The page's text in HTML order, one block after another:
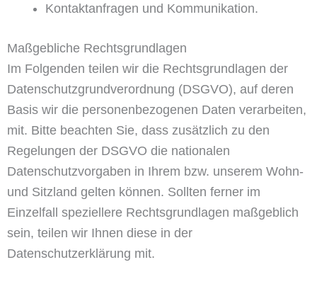
Kontaktanfragen und Kommunikation.
Maßgebliche Rechtsgrundlagen
Im Folgenden teilen wir die Rechtsgrundlagen der
Datenschutzgrundverordnung (DSGVO), auf deren
Basis wir die personenbezogenen Daten verarbeiten,
mit. Bitte beachten Sie, dass zusätzlich zu den
Regelungen der DSGVO die nationalen
Datenschutzvorgaben in Ihrem bzw. unserem Wohn-
und Sitzland gelten können. Sollten ferner im
Einzelfall speziellere Rechtsgrundlagen maßgeblich
sein, teilen wir Ihnen diese in der
Datenschutzerklärung mit.